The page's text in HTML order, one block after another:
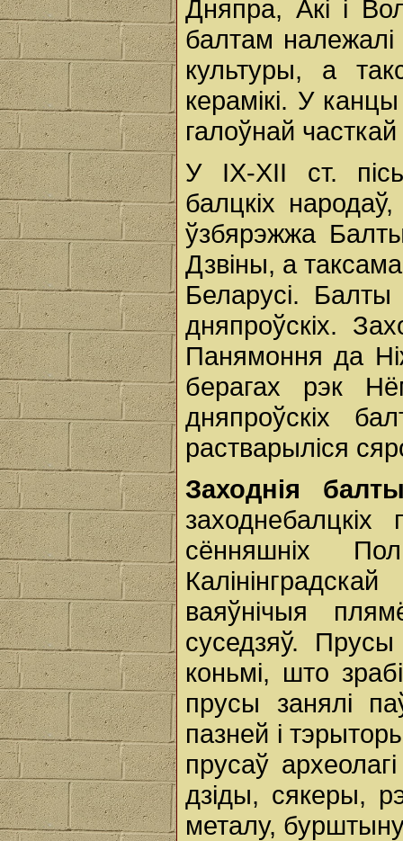
Дняпра, Акі і
балтам належалі
культуры, а
керамікі. У
галоўнай
У IX-XII ст.
балцкіх
ўзбярэжжа
Дзвіны, а
Беларусі. Балты
дняпроўскіх.
Панямоння да
берагах рэк
дняпроўскіх
растварыліся
Заходнія
сённяшніх
ваяўнічыя
суседзяў. Прусы
коньмі, што
прусы занялі
пазней і
прусаў
дзіды, сякеры,
металу,